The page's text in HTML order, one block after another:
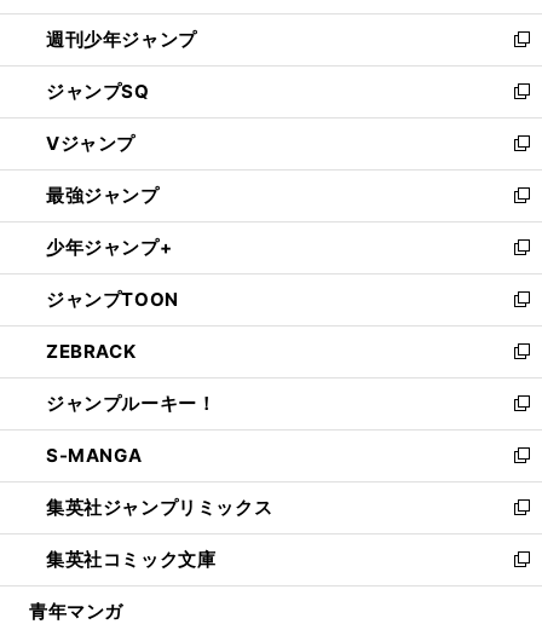
開
く
週刊少年ジャンプ
新
し
い
ウ
ィ
ン
ド
ウ
で
開
く
ジャンプSQ
新
し
い
ウ
ィ
ン
ド
ウ
で
開
く
Vジャンプ
新
し
い
ウ
ィ
ン
ド
ウ
で
開
く
最強ジャンプ
新
し
い
ウ
ィ
ン
ド
ウ
で
開
く
少年ジャンプ+
新
し
い
ウ
ィ
ン
ド
ウ
で
開
く
ジャンプTOON
新
し
い
ウ
ィ
ン
ド
ウ
で
開
く
ZEBRACK
新
し
い
ウ
ィ
ン
ド
ウ
で
開
ジャンプルーキー！
新
し
い
ウ
ィ
ン
ド
ウ
S-MANGA
新
し
い
ウ
ィ
ン
集英社ジャンプリミックス
新
し
い
ウ
集英社コミック文庫
新
し
青年マンガ